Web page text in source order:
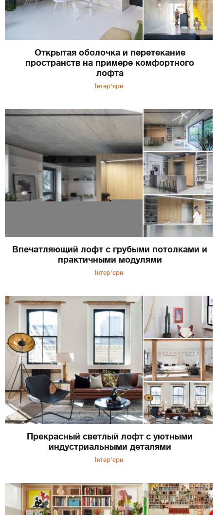
Открытая оболочка и перетекание
пространств на примере комфортного
лофта
Інтер'єри
Впечатляющий лофт с грубыми потолками и
практичными модулями
Інтер'єри
Прекрасный светлый лофт с уютными
индустриальными деталями
Інтер'єри